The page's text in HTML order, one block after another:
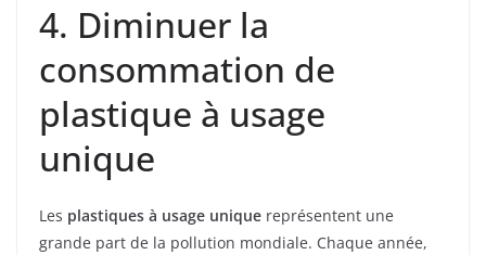
4. Diminuer la
consommation de
plastique à usage
unique
Les plastiques à usage unique représentent une
grande part de la pollution mondiale. Chaque année,